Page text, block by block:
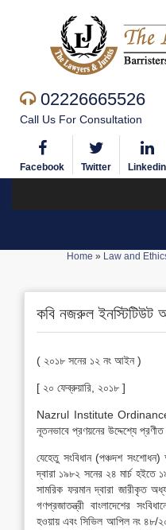
02226665526
Call Us For Consultation
Facebook Twitter Linkedin
Home » Law and
কবি নজরুল
( ২০১৮ সনের ১২ নং আইন )
[ ২০ ফেব্রুয়ারি, ২০১৮ ]
Nazrul Institute Ordinance,
নূতনভাবে প্রণয়নের উদ্দেশ্যে
যেহেতু সংবিধান (পঞ্চদশ
দ্বারা ১৯৮২ সনের ২৪ মার্চ হইতে
সামরিক ফরমান দ্বারা জারীকৃত
গণপ্রজাতন্ত্রী বাংলাদেশের
হওয়ায় এবং সিভিল আপিল নং ৪৮/